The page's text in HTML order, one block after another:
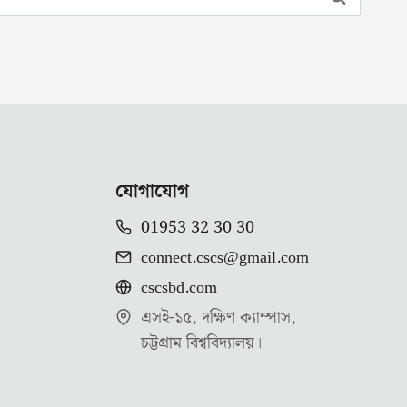
যোগাযোগ
01953 32 30 30
connect.cscs@gmail.com
cscsbd.com
এসই-১৫, দক্ষিণ ক্যাম্পাস,
চট্টগ্রাম বিশ্ববিদ্যালয়।